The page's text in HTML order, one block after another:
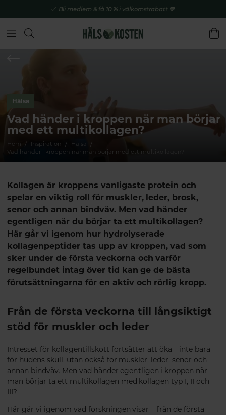
Bli medlem & få 10 % i välkomstrabatt 💚
Hälsa
Vad händer i kroppen när man börjar
med ett multikollagen?
Hem Inspiration
Hälsa
Vad händer i kroppen när man börjar med ett multikollagen?
Kollagen är kroppens vanligaste protein och
spelar en viktig roll för muskler, leder, brosk,
senor och annan bindväv. Men vad händer
egentligen när du börjar ta ett multikollagen?
Här går vi igenom hur hydrolyserade
kollagenpeptider tas upp av kroppen, vad som
sker under de första veckorna och varför
regelbundet intag över tid kan ge de bästa
förutsättningarna för en aktiv och rörlig kropp.
Från de första veckorna till långsiktigt
stöd för muskler och leder
Intresset för kollagentillskott fortsätter att öka – inte bara
för hudens skull, utan också för muskler, leder, senor och
annan bindväv. Men vad händer egentligen i kroppen när
man börjar ta ett multikollagen med kollagen typ I, II och
III?
Här går vi igenom vad forskningen visar – från de första